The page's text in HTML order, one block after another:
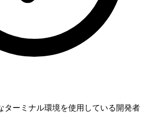
ターミナル環境を使用している開発者